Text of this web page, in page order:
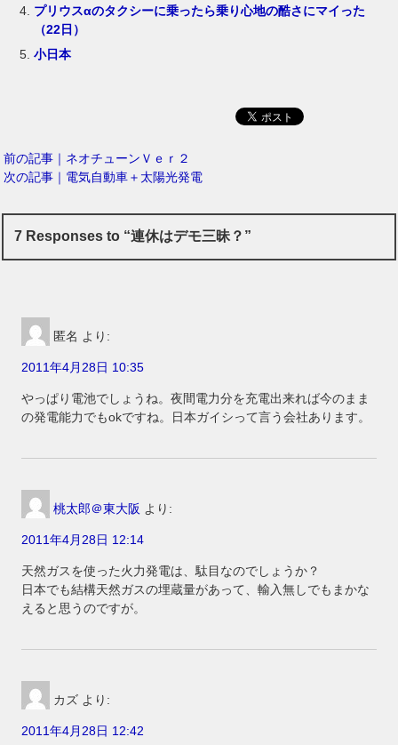
プリウスαのタクシーに乗ったら乗り心地の酷さにマイった
（22日）
小日本
前の記事｜ネオチューンＶｅｒ２
次の記事｜電気自動車＋太陽光発電
7 Responses to “連休はデモ三昧？”
匿名 より:
2011年4月28日 10:35
やっぱり電池でしょうね。夜間電力分を充電出来れば今のまま
の発電能力でもokですね。日本ガイシって言う会社あります。
桃太郎＠東大阪 より:
2011年4月28日 12:14
天然ガスを使った火力発電は、駄目なのでしょうか？
日本でも結構天然ガスの埋蔵量があって、輸入無しでもまかな
えると思うのですが。
カズ より:
2011年4月28日 12:42